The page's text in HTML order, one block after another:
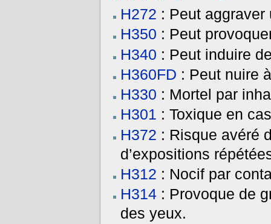
H272 : Peut
H350 : Peut
H340 : Peut induire
H360FD : Peut nuire
H330 : Mortel par
H301 : Toxique en
H372 : Risque avéré
d’expositions
H312 : Nocif par
H314 : Provoque de
des yeux.